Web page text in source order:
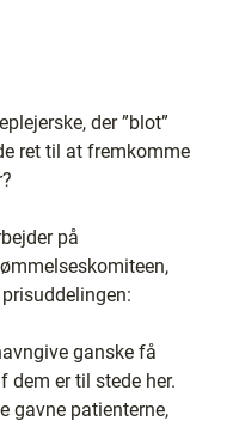
der ”blot”
ret til at fremkomme
på
ganske få
dem er til stede her.
gavne patienterne,